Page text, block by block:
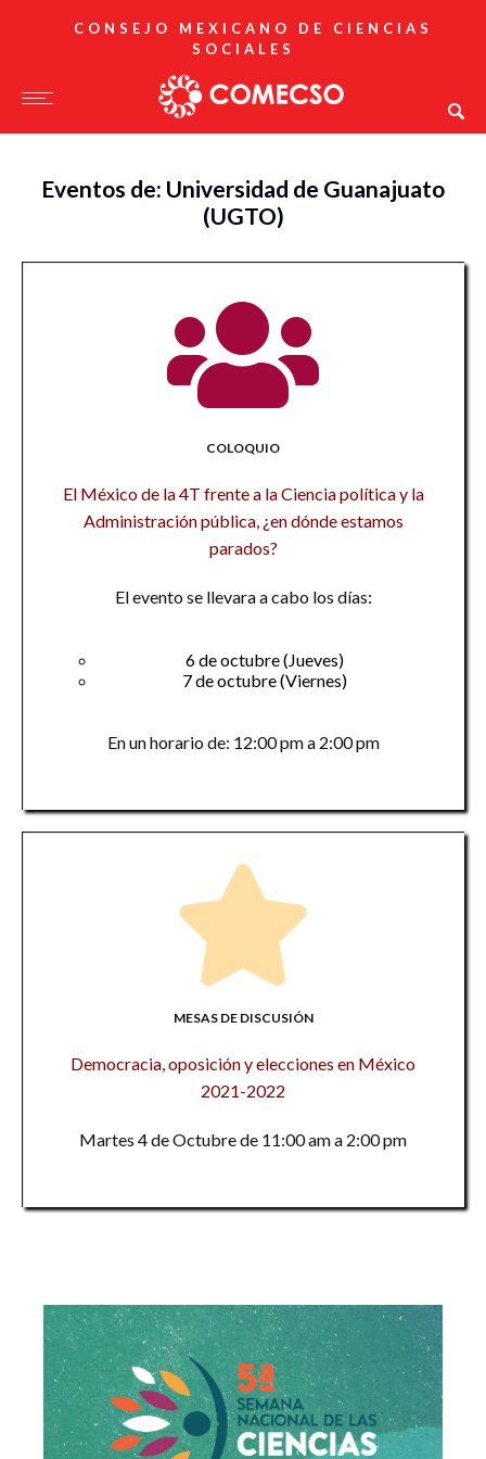
CONSEJO MEXICANO DE CIENCIAS
SOCIALES
Eventos de: Universidad de Guanajuato
(UGTO)
COLOQUIO
El México de la 4T frente a la Ciencia política y la
Administración pública, ¿en dónde estamos
parados?
El evento se llevara a cabo los días:
6 de octubre (Jueves)
7 de octubre (Viernes)
En un horario de: 12:00 pm a 2:00 pm
MESAS DE DISCUSIÓN
Democracia, oposición y elecciones en México
2021-2022
Martes 4 de Octubre de 11:00 am a 2:00 pm